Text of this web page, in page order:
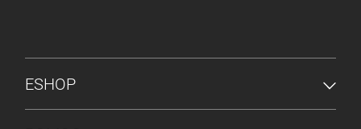
PONUKA V PÄTE
ESHOP